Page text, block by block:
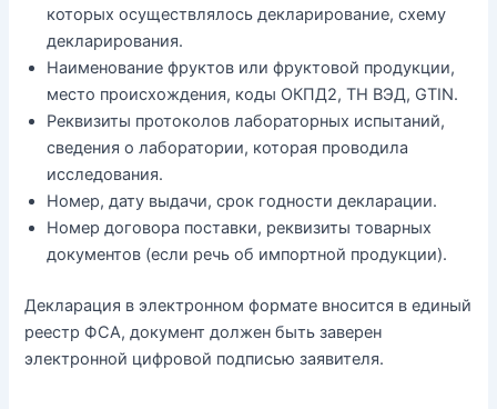
которых осуществлялось декларирование, схему
декларирования.
Наименование фруктов или фруктовой продукции,
место происхождения, коды ОКПД2, ТН ВЭД, GTIN.
Реквизиты протоколов лабораторных испытаний,
сведения о лаборатории, которая проводила
исследования.
Номер, дату выдачи, срок годности декларации.
Номер договора поставки, реквизиты товарных
документов (если речь об импортной продукции).
Декларация в электронном формате вносится в единый
реестр ФСА, документ должен быть заверен
электронной цифровой подписью заявителя.